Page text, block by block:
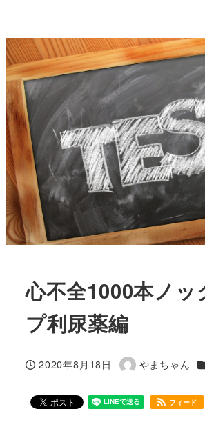
心不全1000本ノッ
プ利尿薬編
投稿日
2020年8月18日
著
やまちゃん
フィード